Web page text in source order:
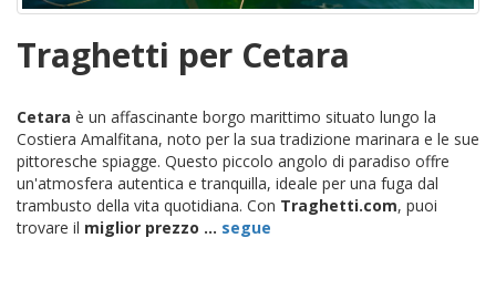
Traghetti per Cetara
Cetara è un affascinante borgo marittimo situato lungo la
Costiera Amalfitana, noto per la sua tradizione marinara e le sue
pittoresche spiagge. Questo piccolo angolo di paradiso offre
un'atmosfera autentica e tranquilla, ideale per una fuga dal
trambusto della vita quotidiana. Con Traghetti.com, puoi
trovare il miglior prezzo ... segue